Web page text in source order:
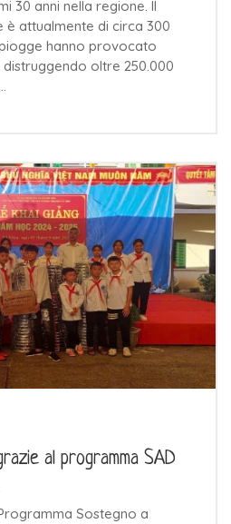
30 anni nella regione. Il
è attualmente di circa 300
hanno provocato
oltre 250.000
al programma SAD
Sostegno a